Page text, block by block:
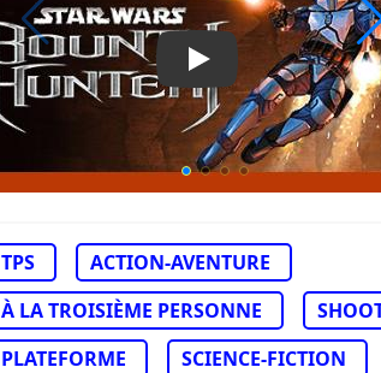
Play Video: Star
TPS
ACTION-AVENTURE
À LA TROISIÈME PERSONNE
PLATEFORME
SCIENCE-FICTION